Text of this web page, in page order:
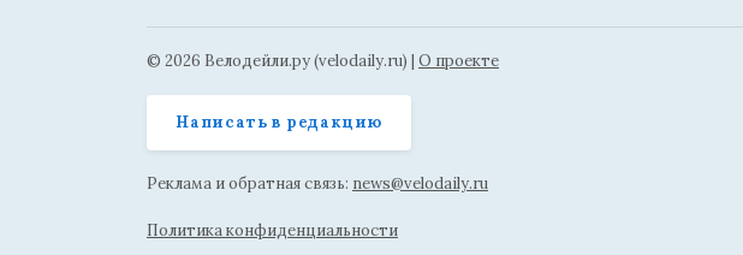
© 2026 Велодейли.ру (velodaily.ru) | О проекте
Написать в редакцию
Реклама и обратная связь: news@velodaily.ru
Политика конфиденциальности